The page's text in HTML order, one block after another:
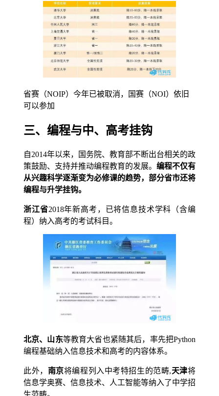
省赛（NOIP）今年已被取消，国赛（NOI）依旧
可以参加
三、编程与中、高考挂钩
自2014年以来，国务院、教育部不断出台相关的政
策鼓励、支持并推动编程教育的发展。 编程不仅有
从兴趣科学逐渐变为必修课的趋势，部分省市还将
编程与升学挂钩。
浙江省2018年新高考，已将信息技术学科（含编
程）纳入高考的考试科目。
北京、山东等教育大省也紧随其后，率先把Python
编程基础纳入信息技术和高考的内容体系。
此外， 南京将编程列入中考特招生的范畴,天津将
信息学奥赛、信息技术、人工智能等纳入了中学招
生范畴。